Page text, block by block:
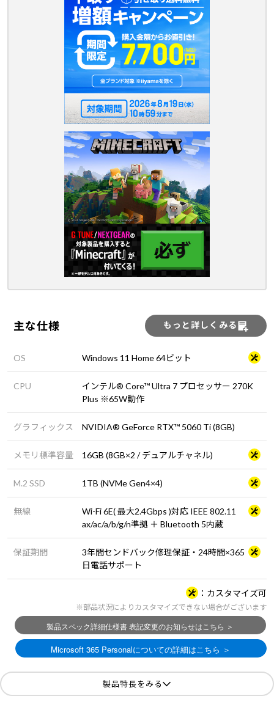
主な仕様 もっと詳しくみる
OS Windows 11 Home 64ビット
CPU
インテル® Core™ Ultra 7 プロセッサー 270K
Plus ※65W動作
グラフィックス NVIDIA® GeForce RTX™ 5060 Ti (8GB)
メモリ標準容量 16GB (8GB×2 / デュアルチャネル)
M.2 SSD 1TB (NVMe Gen4×4)
無線
Wi-Fi 6E( 最大2.4Gbps )対応 IEEE 802.11
ax/ac/a/b/g/n準拠 ＋ Bluetooth 5内蔵
保証期間
3年間センドバック修理保証・24時間×365
日電話サポート
カスタマイズ可
※部品状況によりカスタマイズできない場合がございます
製品特長をみる